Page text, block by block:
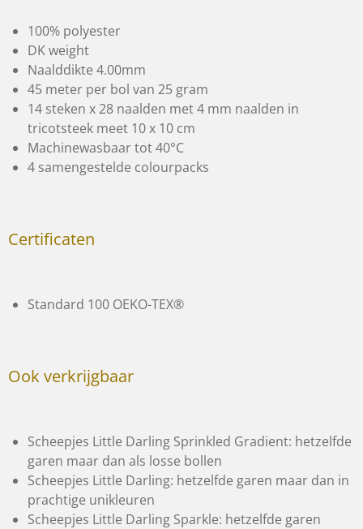
100% polyester
DK weight
Naalddikte 4.00mm
45 meter per bol van 25 gram
14 steken x 28 naalden met 4 mm naalden in
tricotsteek meet 10 x 10 cm
Machinewasbaar tot 40°C
4 samengestelde colourpacks
Certificaten
Standard 100 OEKO-TEX®
Ook verkrijgbaar
Scheepjes Little Darling Sprinkled Gradient: hetzelfde
garen maar dan als losse bollen
Scheepjes Little Darling: hetzelfde garen maar dan in
prachtige unikleuren
Scheepjes Little Darling Sparkle: hetzelfde garen